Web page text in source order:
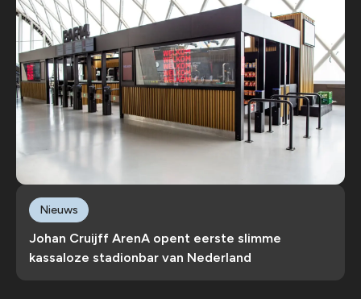
Johan Cruijff ArenA opent eerste slimme
kassaloze stadionbar van Nederland
Nieuws